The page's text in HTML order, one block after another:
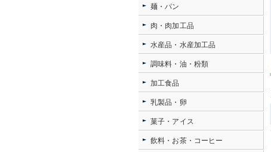
麺・パン
肉・肉加工品
水産品・水産加工品
調味料・油・粉類
加工食品
乳製品・卵
菓子・アイス
飲料・お茶・コーヒー